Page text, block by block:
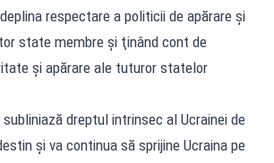
respectare a politicii de apărare şi
state membre şi ţinând cont de
şi apărare ale tuturor statelor
subliniază dreptul intrinsec al Ucrainei de
şi va continua să sprijine Ucraina pe